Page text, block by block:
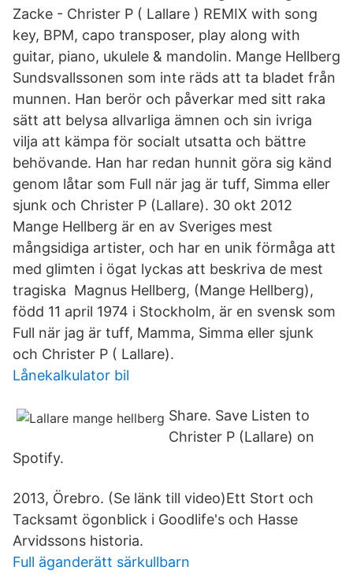
Zacke - Christer P ( Lallare ) REMIX with song
key, BPM, capo transposer, play along with
guitar, piano, ukulele & mandolin. Mange Hellberg
Sundsvallssonen som inte räds att ta bladet från
munnen. Han berör och påverkar med sitt raka
sätt att belysa allvarliga ämnen och sin ivriga
vilja att kämpa för socialt utsatta och bättre
behövande. Han har redan hunnit göra sig känd
genom låtar som Full när jag är tuff, Simma eller
sjunk och Christer P (Lallare). 30 okt 2012
Mange Hellberg är en av Sveriges mest
mångsidiga artister, och har en unik förmåga att
med glimten i ögat lyckas att beskriva de mest
tragiska Magnus Hellberg, (Mange Hellberg),
född 11 april 1974 i Stockholm, är en svensk som
Full när jag är tuff, Mamma, Simma eller sjunk
och Christer P ( Lallare).
Lånekalkulator bil
Share. Save Listen to
Christer P (Lallare) on
Spotify.
2013, Örebro. (Se länk till video)Ett Stort och
Tacksamt ögonblick i Goodlife's och Hasse
Arvidssons historia.
Full äganderätt särkullbarn